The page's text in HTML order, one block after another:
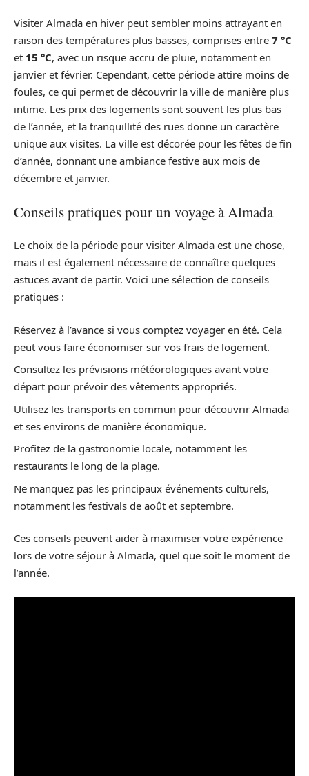
Visiter Almada en hiver peut sembler moins attrayant en
raison des températures plus basses, comprises entre 7 °C
et 15 °C, avec un risque accru de pluie, notamment en
janvier et février. Cependant, cette période attire moins de
foules, ce qui permet de découvrir la ville de manière plus
intime. Les prix des logements sont souvent les plus bas
de l’année, et la tranquillité des rues donne un caractère
unique aux visites. La ville est décorée pour les fêtes de fin
d’année, donnant une ambiance festive aux mois de
décembre et janvier.
Conseils pratiques pour un voyage à Almada
Le choix de la période pour visiter Almada est une chose,
mais il est également nécessaire de connaître quelques
astuces avant de partir. Voici une sélection de conseils
pratiques :
Réservez à l’avance si vous comptez voyager en été. Cela
peut vous faire économiser sur vos frais de logement.
Consultez les prévisions météorologiques avant votre
départ pour prévoir des vêtements appropriés.
Utilisez les transports en commun pour découvrir Almada
et ses environs de manière économique.
Profitez de la gastronomie locale, notamment les
restaurants le long de la plage.
Ne manquez pas les principaux événements culturels,
notamment les festivals de août et septembre.
Ces conseils peuvent aider à maximiser votre expérience
lors de votre séjour à Almada, quel que soit le moment de
l’année.